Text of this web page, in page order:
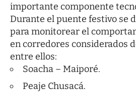
importante componente
Durante el puente festivo se
para monitorear el
en corredores considerados
entre ellos:
Soacha – Maiporé.
Peaje Chusacá.